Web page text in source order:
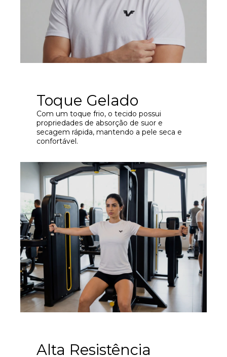
Toque Gelado
Com um toque frio, o tecido possui
propriedades de absorção de suor e
secagem rápida, mantendo a pele seca e
confortável.
Alta Resistência